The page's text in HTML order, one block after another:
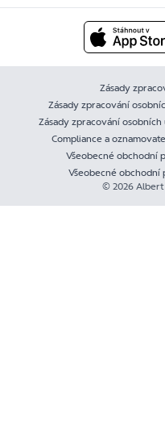
Zásady
Zásady zpracování
Zásady zpracování
Compliance a
Všeobecné obchodní
Všeobecné obchodní
© 2026 Albert